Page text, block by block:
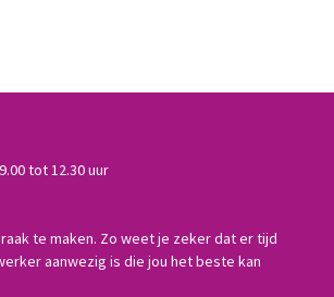
tot 12.30 uur
te maken. Zo weet je zeker dat er tijd
aanwezig is die jou het beste kan